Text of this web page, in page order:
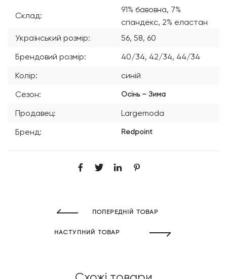
Склад:
91% бавовна, 7%
спандекс, 2% еластан
Український розмір:
56, 58, 60
Брендовий розмір:
40/34, 42/34, 44/34
Колір:
синій
Сезон:
Осінь – Зима
Продавец:
Largemoda
Бренд:
Redpoint
ПОПЕРЕДНІЙ ТОВАР
НАСТУПНИЙ ТОВАР